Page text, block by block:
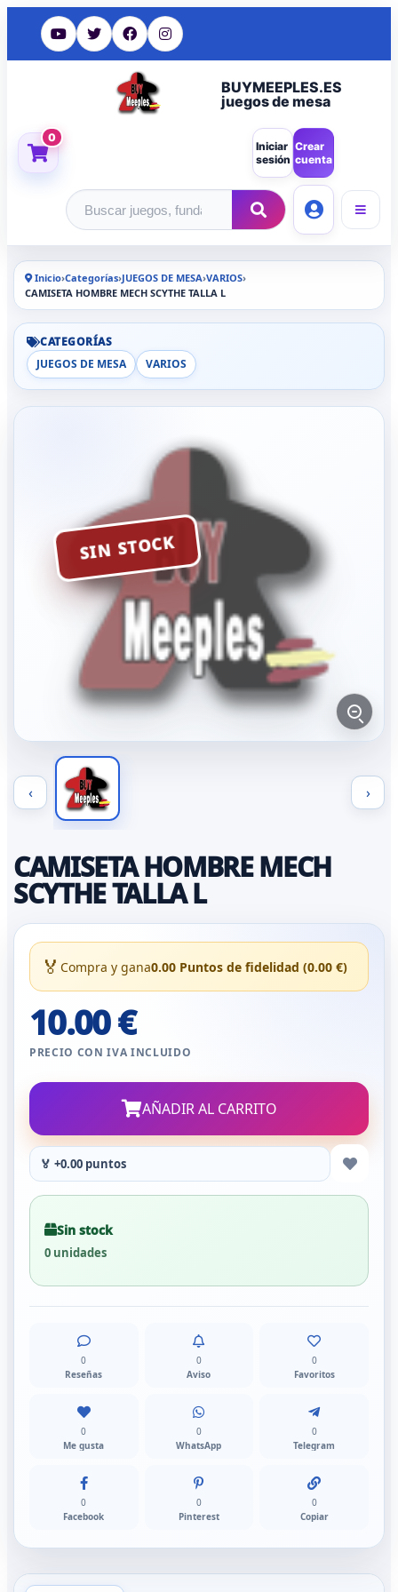
BUYMEEPLES.ES
juegos de mesa
0
Iniciar
sesión
Crear
cuenta
Buscar productos
Inicio›Categorías›JUEGOS DE MESA›VARIOS›
CAMISETA HOMBRE MECH SCYTHE TALLA L
CATEGORÍAS
JUEGOS DE MESA
VARIOS
SIN STOCK
‹ ›
CAMISETA HOMBRE MECH
SCYTHE TALLA L
🏅 Compra y gana0.00 Puntos de fidelidad (0.00 €)
10.00 €
PRECIO CON IVA INCLUIDO
AÑADIR AL CARRITO
🏅 +0.00 puntos
Sin stock
0 unidades
0
Reseñas
0
Aviso
0
Favoritos
0
Me gusta
0
WhatsApp
0
Telegram
0
Facebook
0
Pinterest
0
Copiar